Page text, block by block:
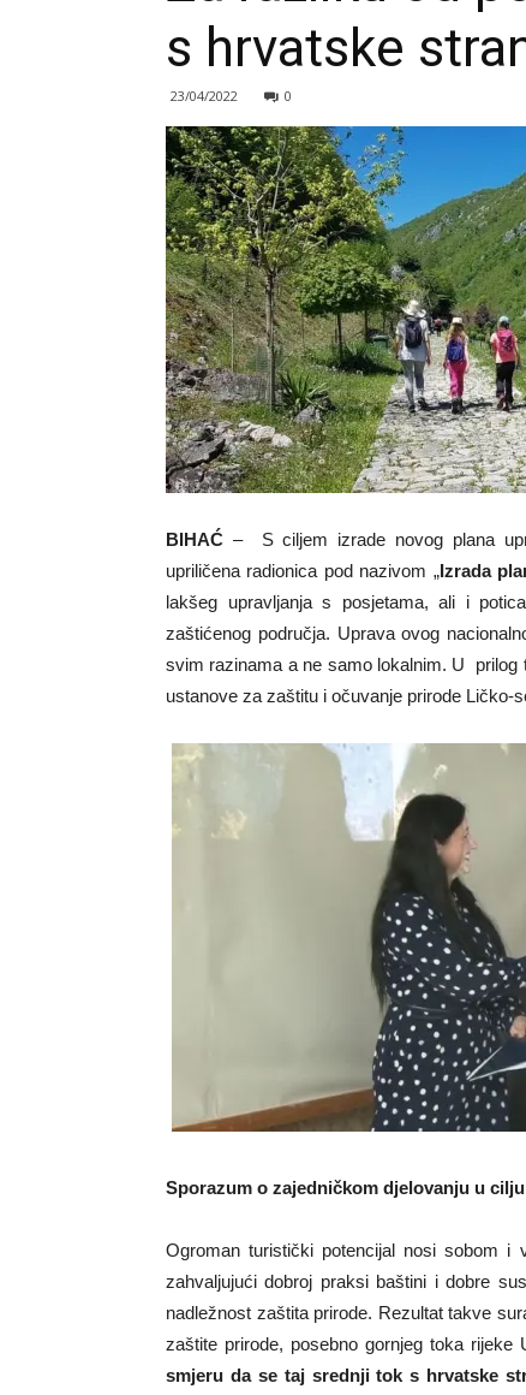
s hrvatske
23/04/2022 0
BIHAĆ – S ciljem izrade novog plana
upriličena radionica pod nazivom „Izrada
lakšeg upravljanja s posjetama, ali i
zaštićenog područja. Uprava ovog
svim razinama a ne samo lokalnim. U
ustanove za zaštitu i očuvanje prirode Ličko-
Sporazum o zajedničkom djelovanju u
Ogroman turistički potencijal nosi sobom i
zahvaljujući dobroj praksi baštini i dobre
nadležnost zaštita prirode. Rezultat takve
zaštite prirode, posebno gornjeg toka rijeke
smjeru da se taj srednji tok s hrvatske